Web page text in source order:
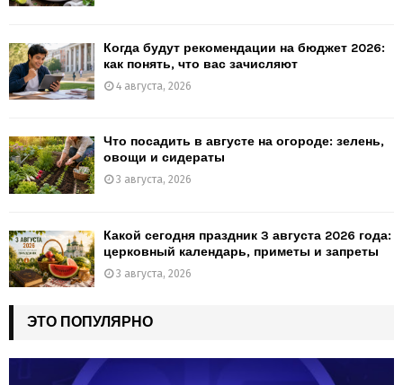
Когда будут рекомендации на бюджет 2026:
как понять, что вас зачисляют
4 августа, 2026
Что посадить в августе на огороде: зелень,
овощи и сидераты
3 августа, 2026
Какой сегодня праздник 3 августа 2026 года:
церковный календарь, приметы и запреты
3 августа, 2026
ЭТО ПОПУЛЯРНО